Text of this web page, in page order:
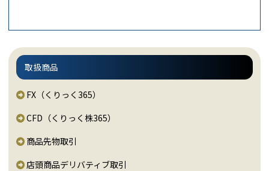
取扱商品
FX（くりっく365）
CFD（くりっく株365）
商品先物取引
店頭商品デリバティブ取引